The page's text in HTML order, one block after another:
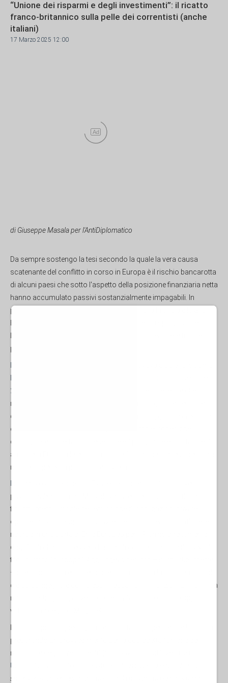
“Unione dei risparmi e degli investimenti”: il ricatto
franco-britannico sulla pelle dei correntisti (anche
italiani)
17 Marzo 2025 12:00
Ad
di Giuseppe Masala per l'AntiDiplomatico
Da sempre sostengo la tesi secondo la quale la vera causa
scatenante del conflitto in corso in Europa è il rischio bancarotta
di alcuni paesi che sotto l'aspetto della posizione finanziaria netta
hanno accumulato passivi sostanzialmente impagabili. In
particolare a vivere questa situazione sono la Francia e la Gran
pace.
24 Febbraio 2024
modo di coniugare gli interessi della Francia, grande debitrice
dell'Unione Europea con quelli della Germania, grande creditrice,
era quello di procedere ad un grande riarmo europeo che
coniugasse l'offerta francese (che è il più grande esportatore di
armi della EU) con le enormi risorse finanziarie presenti nei paesi
nord europei ed in particolare in Germania.
privato
finanziamenti a fronte dell'emissione di obbligazioni private;
oppure ancora magari la UE avrebbe optato per far confluire le
risorse in una sorta di Ente Europeo per il Riarmo direttamente
dagli Stati che si sarebbero finanziati con l'emissione di speciali
titoli di stato “di scopo”. Aggiungevo peraltro – sarcasticamente
– che ai burocrati europei non è mai mancata la fantasia quando
c'è da congegnare complessi meccanismi finanziari. E infatti non
mi sono sbagliato, a livello di creatività hanno dato sfoggio di
virtuosismi degni di Magritte!
preparando un provvedimento per la cosiddetta “Unione dei
risparmi e degli investimenti” (
Union
smuovere almeno una parte dei 10mila miliardi di euro dei piccoli